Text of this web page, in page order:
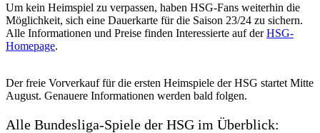
Um kein Heimspiel zu verpassen, haben HSG-Fans weiterhin die
Möglichkeit, sich eine Dauerkarte für die Saison 23/24 zu sichern.
Alle Informationen und Preise finden Interessierte auf derHSG-
Homepage.
Der freie Vorverkauf für die ersten Heimspiele der HSG startet Mitte
August. Genauere Informationen werden bald folgen.
Alle Bundesliga-Spiele der HSG im Überblick: